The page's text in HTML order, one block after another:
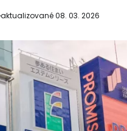
aktualizované 08. 03. 2026